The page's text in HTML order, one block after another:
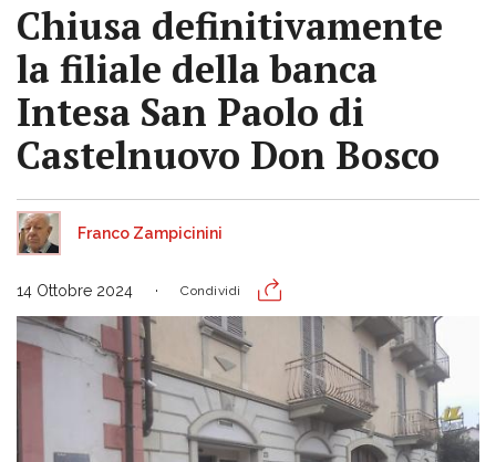
Chiusa definitivamente
la filiale della banca
Intesa San Paolo di
Castelnuovo Don Bosco
Franco Zampicinini
14 Ottobre 2024 Condividi